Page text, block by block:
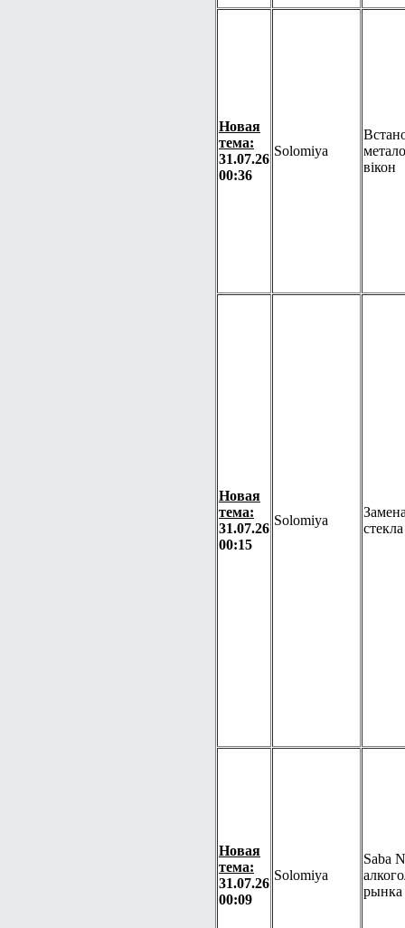
Новая
тема:
31.07.26
00:36
Solomiya
вікон
Новая
тема:
31.07.26
00:15
Solomiya
стекла
Новая
тема:
31.07.26
00:09
Solomiya
Saba
рынка